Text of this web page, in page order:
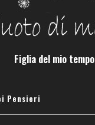
Figlia del mio tempo
Pensieri